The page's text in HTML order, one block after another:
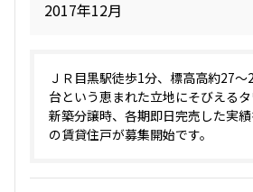
指定なし
新築
1年以内
3年以内
5年以内
10年以内
15年以内
20年以内
2017年12月
ＪＲ目黒駅徒歩1分、標高高約27
台という恵まれた立地にそびえるタ
新築分譲時、各期即日完売した実
の賃貸住戸が募集開始です。